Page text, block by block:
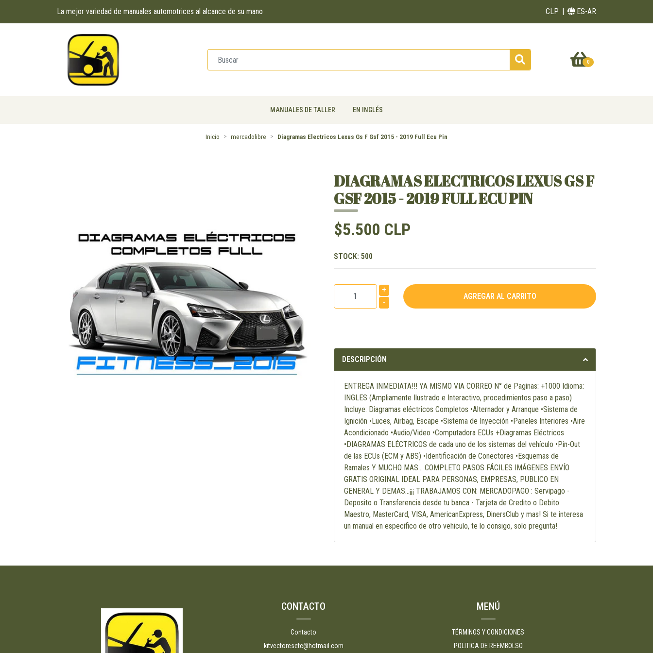
La mejor variedad de manuales automotrices al alcance de su mano CLP ES-AR
0
MANUALES DE TALLER EN INGLÉS
Inicio mercadolibre Diagramas Electricos Lexus Gs F Gsf 2015 - 2019 Full Ecu Pin
DIAGRAMAS ELECTRICOS LEXUS GS F
GSF 2015 - 2019 FULL ECU PIN
$5.500 CLP
STOCK: 500
+
-
DESCRIPCIÓN
ENTREGA INMEDIATA!!! YA MISMO VIA CORREO N° de Paginas: +1000 Idioma:
INGLES (Ampliamente Ilustrado e Interactivo, procedimientos paso a paso)
Incluye: Diagramas eléctricos Completos •Alternador y Arranque •Sistema de
Ignición •Luces, Airbag, Escape •Sistema de Inyección •Paneles Interiores •Aire
Acondicionado •Audio/Video •Computadora ECUs +Diagramas Eléctricos
•DIAGRAMAS ELÉCTRICOS de cada uno de los sistemas del vehículo •Pin-Out
de las ECUs (ECM y ABS) •Identificación de Conectores •Esquemas de
Ramales Y MUCHO MAS... COMPLETO PASOS FÁCILES IMÁGENES ENVÍO
GRATIS ORIGINAL IDEAL PARA PERSONAS, EMPRESAS, PUBLICO EN
GENERAL Y DEMAS...¡¡¡ TRABAJAMOS CON: MERCADOPAGO : Servipago -
Deposito o Transferencia desde tu banca - Tarjeta de Credito o Debito
Maestro, MasterCard, VISA, AmericanExpress, DinersClub y mas! Si te interesa
un manual en especifico de otro vehiculo, te lo consigo, solo pregunta!
CONTACTO
Contacto
kitvectoresetc@hotmail.com
MENÚ
TÉRMINOS Y CONDICIONES
POLITICA DE REEMBOLSO